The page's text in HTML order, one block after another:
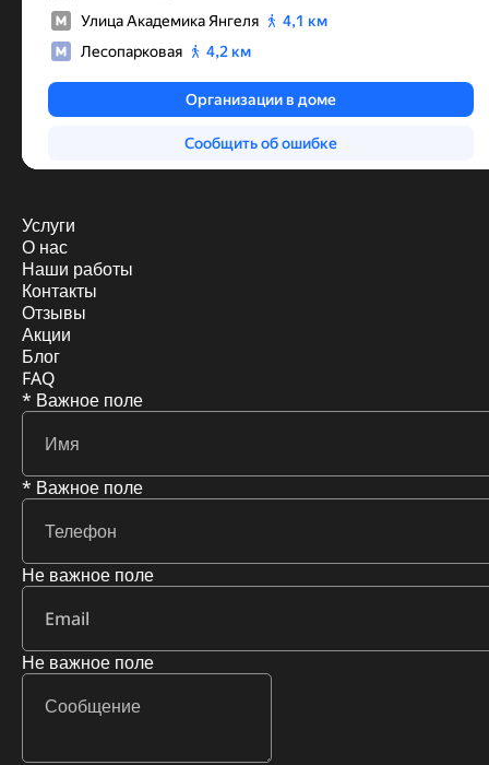
Услуги
О нас
Наши работы
Контакты
Отзывы
Акции
Блог
FAQ
* Важное поле
* Важное поле
Не важное поле
Не важное поле